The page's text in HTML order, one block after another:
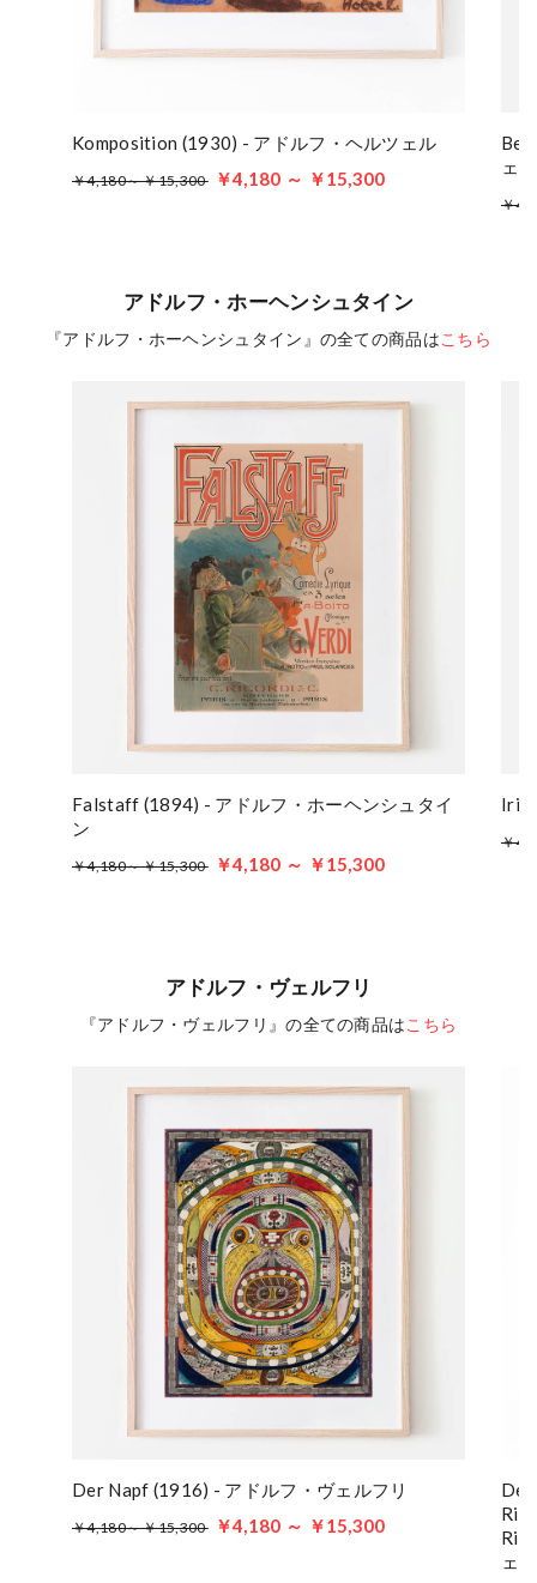
Komposition (1930) - アドルフ・ヘルツェル
￥4,180～ ￥15,300 ￥4,180 ～ ￥15,300
ェル
￥
アドルフ・ホーヘンシュタイン
『アドルフ・ホーヘンシュタイン』の全ての商品はこちら
Falstaff (1894) - アドルフ・ホーヘンシュタイ
ン
￥4,180～ ￥15,300 ￥4,180 ～ ￥15,300
Iris
￥
アドルフ・ヴェルフリ
『アドルフ・ヴェルフリ』の全ての商品はこちら
Der Napf (1916) - アドルフ・ヴェルフリ
￥4,180～ ￥15,300 ￥4,180 ～ ￥15,300
ェ